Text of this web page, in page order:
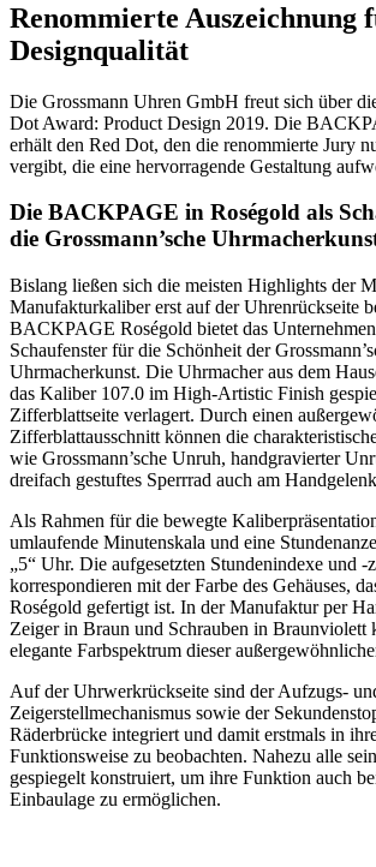
Renommierte Auszeichnung
Designqualität
Die Grossmann Uhren GmbH freut sich über
Dot Award: Product Design 2019. Die
erhält den Red Dot, den die renommierte Jury
vergibt, die eine hervorragende Gestaltung
Die BACKPAGE in Roségold als
die Grossmann’sche
Bislang ließen sich die meisten Highlights der
Manufakturkaliber erst auf der Uhrenrückseite
BACKPAGE Roségold bietet das
Schaufenster für die Schönheit der
Uhrmacherkunst. Die Uhrmacher aus dem
das Kaliber 107.0 im High-Artistic Finish
Zifferblattseite verlagert. Durch einen
Zifferblattausschnitt können die
wie Grossmann’sche Unruh, handgravierter
dreifach gestuftes Sperrrad auch am
Als Rahmen für die bewegte
umlaufende Minutenskala und eine
„5“ Uhr. Die aufgesetzten Stundenindexe und -
korrespondieren mit der Farbe des Gehäuses,
Roségold gefertigt ist. In der Manufaktur per
Zeiger in Braun und Schrauben in Braunviolett
elegante Farbspektrum dieser
Auf der Uhrwerkrückseite sind der Aufzugs-
Zeigerstellmechanismus sowie der
Räderbrücke integriert und damit erstmals in
Funktionsweise zu beobachten. Nahezu alle
gespiegelt konstruiert, um ihre Funktion auch
Einbaulage zu ermöglichen.